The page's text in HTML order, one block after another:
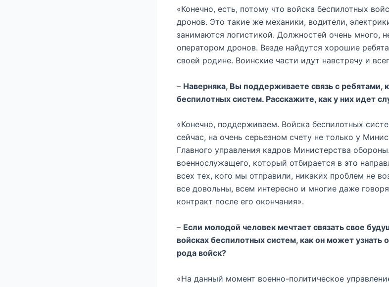
«Конечно, есть, потому что войска беспилотных
дронов. Это такие же механики, водители,
занимаются логистикой. Должностей очень много,
оператором дронов. Везде найдутся хорошие
своей родине. Воинские части идут навстречу и
– Наверняка, Вы поддерживаете связь с ребятами,
беспилотных систем. Расскажите, как у них идет
«Конечно, поддерживаем. Войска беспилотных
сейчас, на очень серьезном счету не только у
Главного управления кадров Министерства
военнослужащего, который отбирается в это
всех тех, кого мы отправили, никаких проблем не
все довольны, всем интересно и многие даже
контракт после его окончания».
– Если молодой человек мечтает связать свое
войсках беспилотных систем, как он может узнать
рода войск?
«На данный момент военно-политическое